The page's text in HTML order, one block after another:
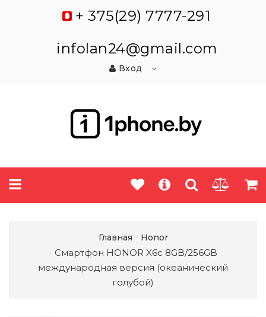
+ 375(29) 7777-291
infolan24@gmail.com
Вход
Главная Honor
Смартфон HONOR X6c 8GB/256GB
международная версия (океанический
голубой)